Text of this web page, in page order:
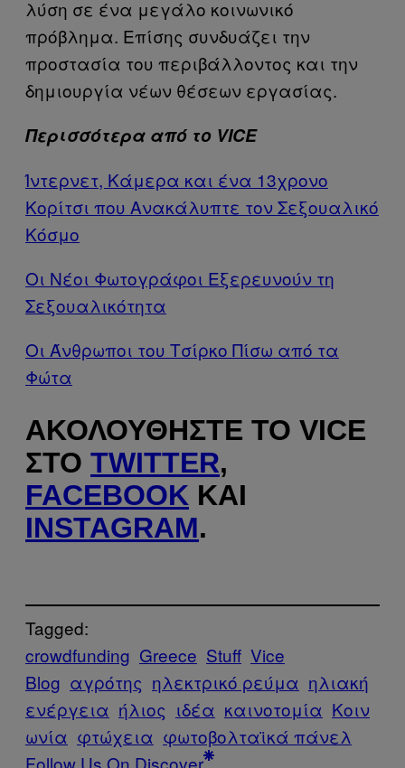
λύση σε ένα μεγάλο κοινωνικό
πρόβλημα. Επίσης συνδυάζει την
προστασία του περιβάλλοντος και την
δημιουργία νέων θέσεων εργασίας.
Περισσότερα από το VICE
Ίντερνετ, Κάμερα και ένα 13χρονο
Κορίτσι που Ανακάλυπτε τον Σεξουαλικό
Κόσμο
Οι Νέοι Φωτογράφοι Εξερευνούν τη
Σεξουαλικότητα
Οι Άνθρωποι του Τσίρκο Πίσω από τα
Φώτα
ΑΚΟΛΟΥΘΉΣΤΕ ΤΟ VICE
ΣΤΟ TWITTER,
FACEBOOK ΚΑΙ
INSTAGRAM.
Tagged:
crowdfunding Greece Stuff Vice
Blog αγρότης ηλεκτρικό ρεύμα ηλιακή
ενέργεια ήλιος ιδέα καινοτομία Κοιν
ωνία φτώχεια φωτοβολταϊκά πάνελ